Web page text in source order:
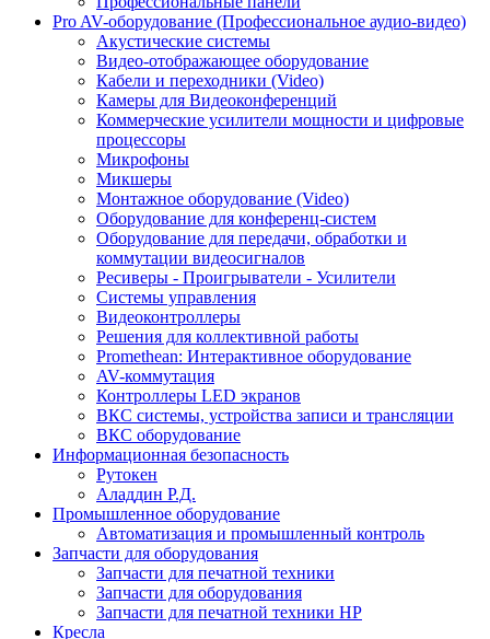
Pro AV-оборудование (Профессиональное аудио-видео)
Акустические системы
Видео-отображающее оборудование
Кабели и переходники (Video)
Камеры для Видеоконференций
Коммерческие усилители мощности и цифровые
процессоры
Микрофоны
Микшеры
Монтажное оборудование (Video)
Оборудование для конференц-систем
Оборудование для передачи, обработки и
коммутации видеосигналов
Ресиверы - Проигрыватели - Усилители
Системы управления
Видеоконтроллеры
Решения для коллективной работы
Promethean: Интерактивное оборудование
AV-коммутация
Контроллеры LED экранов
ВКС системы, устройства записи и трансляции
ВКС оборудование
Информационная безопасность
Рутокен
Аладдин Р.Д.
Промышленное оборудование
Автоматизация и промышленный контроль
Запчасти для оборудования
Запчасти для печатной техники
Запчасти для оборудования
Запчасти для печатной техники HP
Кресла